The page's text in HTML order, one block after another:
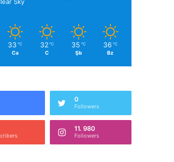
33 ℃
Ca
32 ℃
C
35 ℃
Şb
36 ℃
Bz
0
Followers
11. 980
Followers